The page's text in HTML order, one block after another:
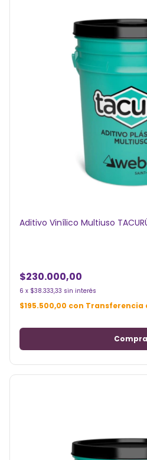
Aditivo Vinílico Multiuso
$230.000,00
6 x $38.333,33 sin interés
$195.500,00 con Transferencia